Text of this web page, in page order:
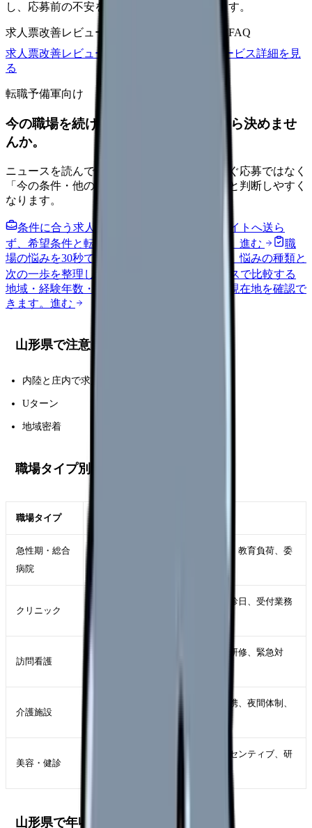
し、応募前の不安を減らす求人票へ改善します。
求人票改善レビュー
応募前FAQ
求人票改善レビューの見積もりを依頼
サービス詳細を見
る
転職予備軍向け
今の職場を続けるか、条件を比べてから決めませ
んか。
ニュースを読んで不安が強くなった時は、すぐ応募ではなく
「今の条件・他の選択肢・相談先」を分けると判断しやすく
なります。
条件に合う求人通知を受け取る
外部転職サイトへ送ら
ず、希望条件と転職時期を自社で預かります。 進む
職
場の悩みを30秒で診断
辞めるべきか迷う前に、悩みの種類と
次の一歩を整理します。
給料コンパスで比較する
地域・経験年数・施設形態から、今の給料の現在地を確認で
きます。 進む
山形県で注意したい地域特性
内陸と庄内で求人傾向が違う
Uターン
地域密着
職場タイプ別の見方
職場タイプ
急性期・総合
病院
救急件数、病床稼働率、夜勤体制、教育負荷、委
クリニック
院長方針、少人数の人間関係、休診日、受付業務
訪問看護
オンコール回数、移動手段、同行研修、緊急対
介護施設
医師不在時の判断、介護職との連携、夜間体制、
美容・健診
接遇、営業要素、土日勤務、インセンティブ、研
山形県で年収アップを狙う考え方